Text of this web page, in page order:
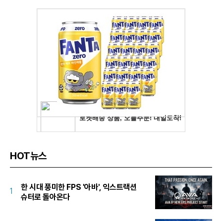
HOT뉴스
1
한 시대 풍미한 FPS '아바', 익스트랙션
슈터로 돌아온다